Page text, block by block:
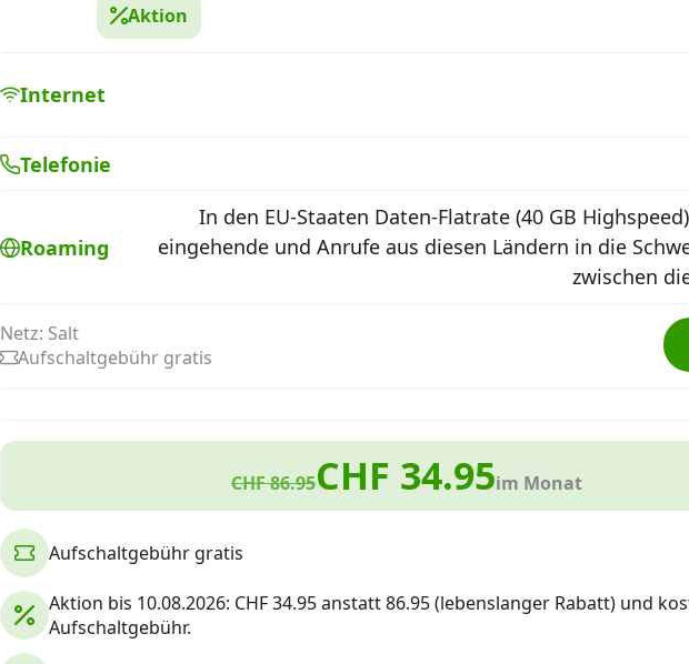
Aktion
Internet
Telefonie
Roaming
In den EU-Staaten Daten-Flatrate (40 GB
eingehende und Anrufe aus diesen Ländern in die
zwischen
Netz: Salt
Aufschaltgebühr gratis
CHF 86.95CHF 34.95im Monat
Aufschaltgebühr gratis
Aktion bis 10.08.2026: CHF 34.95 anstatt 86.95 (lebenslanger Rabatt) und
Aufschaltgebühr.